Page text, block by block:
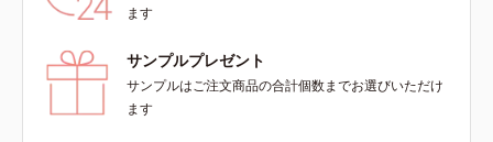
ます
サンプルプレゼント
サンプルはご注文商品の合計個数までお選びいただけ
ます